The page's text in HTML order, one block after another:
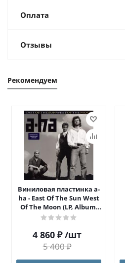
Оплата
Отзывы
Рекомендуем
Виниловая пластинка a-
ha - East Of The Sun West
Of The Moon (LP, Album,
RE, Pur)
4 860 ₽ /шт
5 400₽